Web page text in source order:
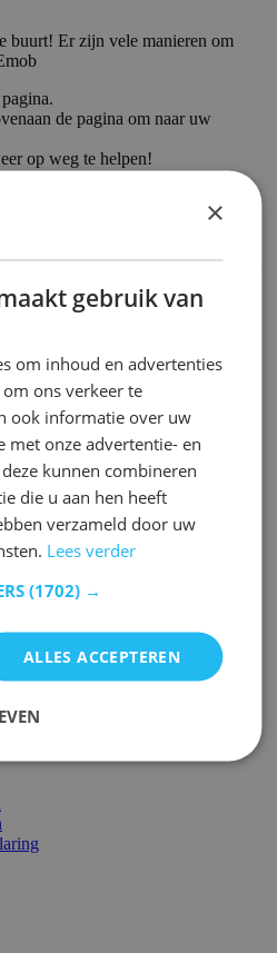
buurt! Er zijn vele manieren om
de pagina om naar uw
op weg te helpen!
en promoties.
op de hoogte gehouden
×
gebruik van
om inhoud en advertenties
ons verkeer te
ook informatie over uw
met onze advertentie- en
kunnen combineren
die u aan hen heeft
verzameld door uw
Lees verder
(1702) →
ALLES ACCEPTEREN